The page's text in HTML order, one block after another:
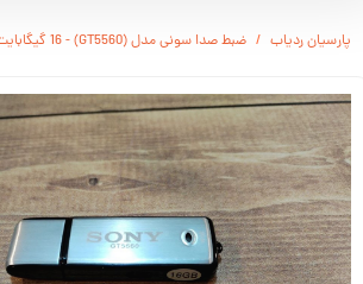
پارسیان ردیاب ضبط صدا سونی مدل (GT5560) - 16 گیگابایت